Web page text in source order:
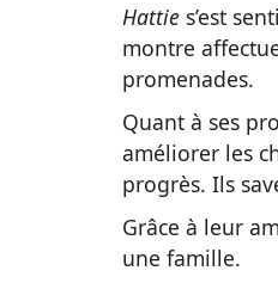
Hattie s’est
montre
promenades.
Quant à ses
améliorer les
progrès. Ils
Grâce à leur
une famille.